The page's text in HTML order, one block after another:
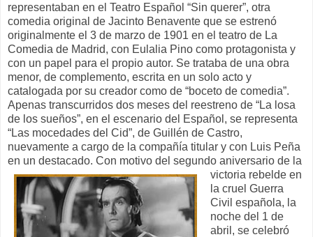
representaban en el Teatro Español “Sin querer”, otra
comedia original de Jacinto Benavente que se estrenó
originalmente el 3 de marzo de 1901 en el teatro de La
Comedia de Madrid, con Eulalia Pino como protagonista y
con un papel para el propio autor. Se trataba de una obra
menor, de complemento, escrita en un solo acto y
catalogada por su creador como de “boceto de comedia”.
Apenas transcurridos dos meses del reestreno de “La losa
de los sueños”, en el escenario del Español, se representa
“Las mocedades del Cid”, de Guillén de Castro,
nuevamente a cargo de la compañía titular y con Luis Peña
en un destacado. Con motivo del segundo aniversario de la
victoria rebelde en
la cruel Guerra
Civil española, la
noche del 1 de
abril, se celebró